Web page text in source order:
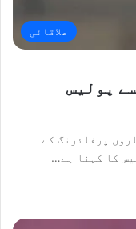
علاقائی
پولیس
پرفائرنگ کے
کا کہنا ہے…